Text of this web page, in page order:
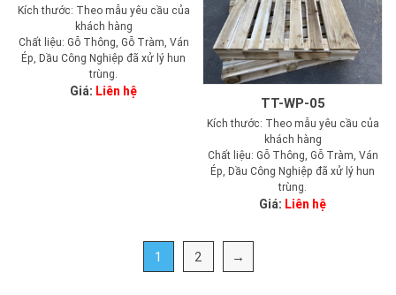
Kích thước: Theo mẫu yêu cầu của
khách hàng
Chất liệu: Gỗ Thông, Gỗ Tràm, Ván
Ép, Dầu Công Nghiệp đã xử lý hun
trùng.
Giá: Liên hệ
TT-WP-05
Kích thước: Theo mẫu yêu cầu của
khách hàng
Chất liệu: Gỗ Thông, Gỗ Tràm, Ván
Ép, Dầu Công Nghiệp đã xử lý hun
trùng.
Giá: Liên hệ
1 2 →